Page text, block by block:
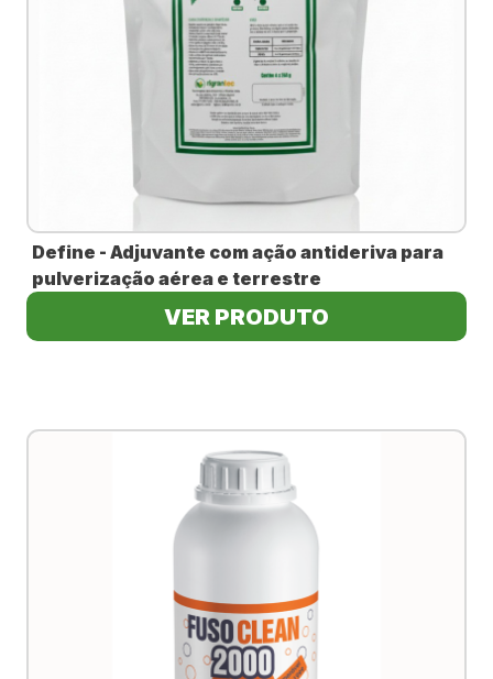
RIGRANTEC
REPRESENTANTE
Define - Adjuvante com ação antideriva para
pulverização aérea e terrestre
VER PRODUTO